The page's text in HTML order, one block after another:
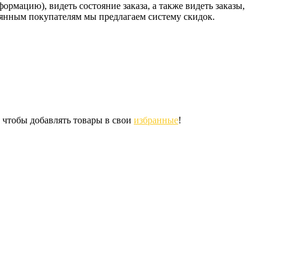
видеть состояние заказа, а также видеть заказы,
покупателям мы предлагаем систему скидок.
чтобы добавлять товары в свои избранные!